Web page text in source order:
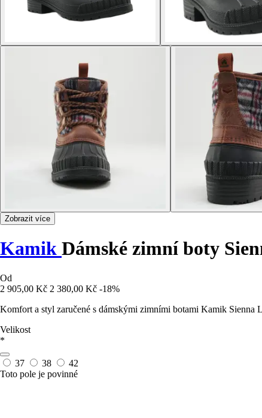
Zobrazit více
Kamik Dámské zimní boty
Od
2 905,00 Kč 2 380,00 Kč -18%
Komfort a styl zaručené s dámskými zimními botami Kamik Sienna
Velikost
*
37 38
42
Toto pole je povinné